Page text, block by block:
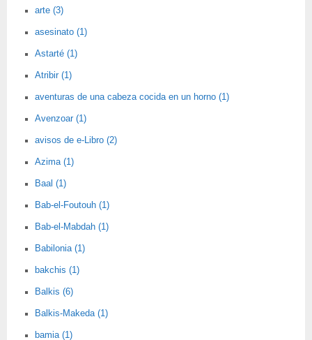
arte (3)
asesinato (1)
Astarté (1)
Atribir (1)
aventuras de una cabeza cocida en un horno (1)
Avenzoar (1)
avisos de e-Libro (2)
Azima (1)
Baal (1)
Bab-el-Foutouh (1)
Bab-el-Mabdah (1)
Babilonia (1)
bakchis (1)
Balkis (6)
Balkis-Makeda (1)
bamia (1)